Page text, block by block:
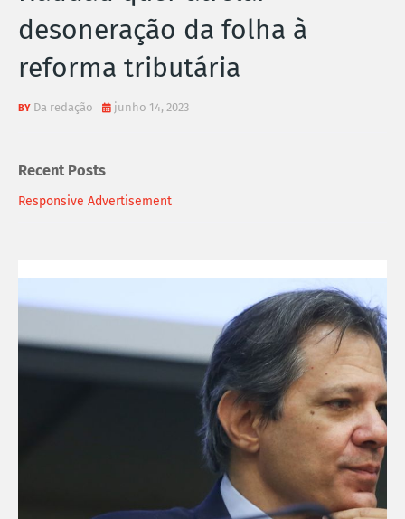
S
N
C
I
S
desoneração da folha à
reforma tributária
Da redação junho 14, 2023
Recent Posts
Responsive Advertisement